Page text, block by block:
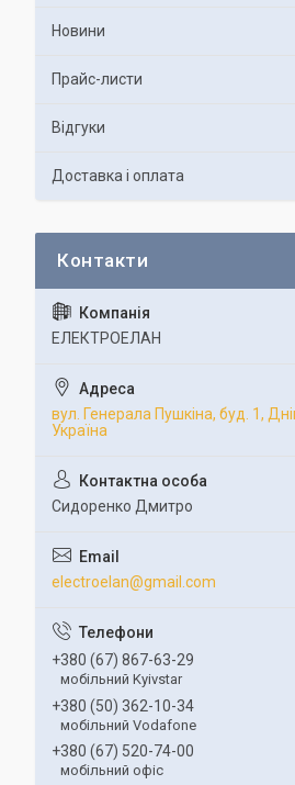
Новини
Прайс-листи
Відгуки
Доставка і оплата
ЕЛЕКТРОЕЛАН
вул. Генерала Пушкіна, буд. 1,
Україна
Сидоренко Дмитро
electroelan@gmail.com
+380 (67) 867-63-29
мобільний Kyivstar
+380 (50) 362-10-34
мобільний Vodafone
+380 (67) 520-74-00
мобільний офіс